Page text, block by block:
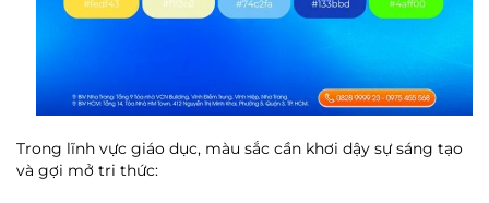
Trong lĩnh vực giáo dục, màu sắc cần khơi dậy sự sáng tạo
và gợi mở tri thức: